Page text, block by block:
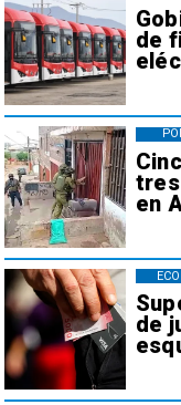
de
tres
en
de